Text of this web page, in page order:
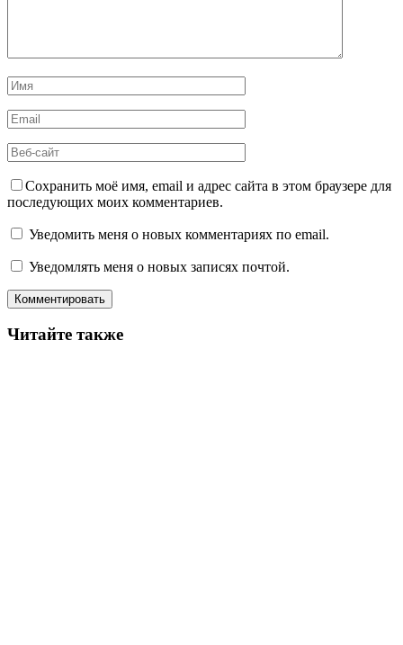
Сохранить моё имя, email и адрес сайта в этом браузере для
последующих моих комментариев.
Уведомить меня о новых комментариях по email.
Уведомлять меня о новых записях почтой.
Читайте также